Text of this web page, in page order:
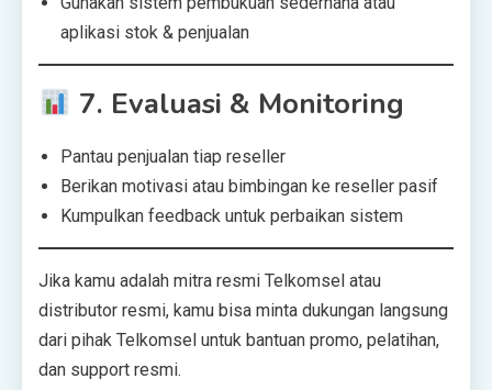
aplikasi stok & penjualan
7. Evaluasi & Monitoring
Pantau penjualan tiap reseller
Berikan motivasi atau bimbingan ke reseller pasif
Kumpulkan feedback untuk perbaikan sistem
Jika kamu adalah mitra resmi Telkomsel atau
distributor resmi, kamu bisa minta dukungan langsung
dari pihak Telkomsel untuk bantuan promo, pelatihan,
dan support resmi.